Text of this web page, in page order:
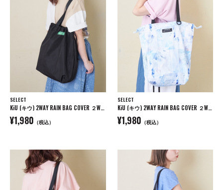
SELECT
KiU (キウ) 2WAY RAIN BAG COVER ２WAYレインバッグカバー
¥1,980 （税込）
SELECT
KiU (キウ) 2WAY RAIN BAG COVER ２WAYレインバッグカバー
¥1,980 （税込）